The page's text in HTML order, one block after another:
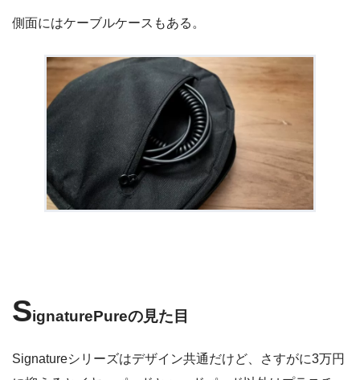
側面にはケーブルケースもある。
SignaturePureの見た目
Signatureシリーズはデザイン共通だけど、さすがに3万円